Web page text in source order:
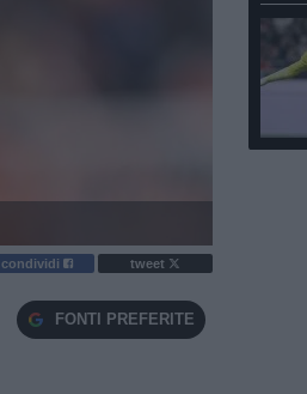
condividi tweet
FONTI PREFERITE